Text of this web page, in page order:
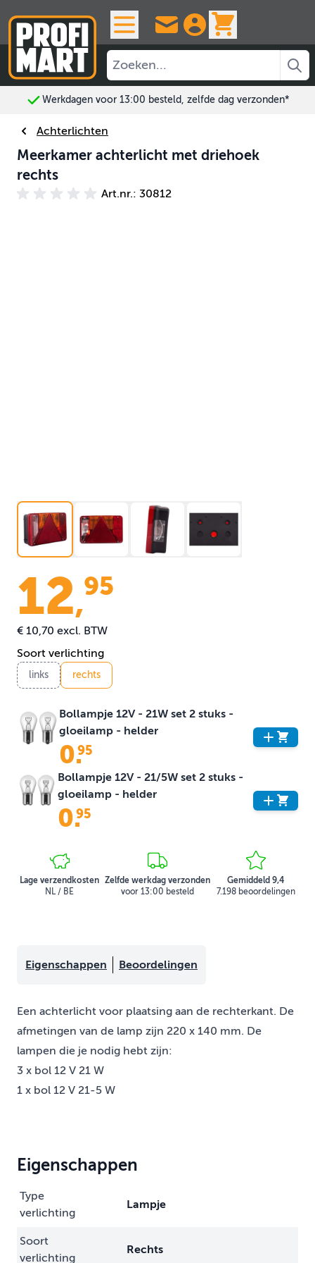
Werkdagen voor 13:00 besteld, zelfde dag verzonden*
Achterlichten
Meerkamer achterlicht met driehoek
rechts
Art.nr.: 30812
12,95
€ 10,70 excl. BTW
Soort verlichting
links rechts
Bollampje 12V - 21W set 2 stuks -
gloeilamp - helder
0.
95
Bollampje 12V - 21/5W set 2 stuks -
gloeilamp - helder
0.
95
Lage verzendkosten
NL / BE
Zelfde werkdag verzonden
voor 13:00 besteld
Gemiddeld 9,4
7.198 beoordelingen
Eigenschappen Beoordelingen
Een achterlicht voor plaatsing aan de rechterkant. De
afmetingen van de lamp zijn 220 x 140 mm. De
lampen die je nodig hebt zijn:
3 x bol 12 V 21 W
1 x bol 12 V 21-5 W
Eigenschappen
Type
verlichting
Lampje
Soort
verlichting
Rechts